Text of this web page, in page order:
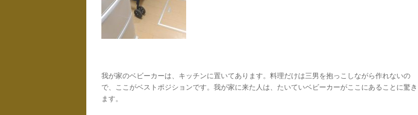
我が家のベビーカーは、キッチンに置いてあります。料理だけは三男を抱っこしながら作れないの
で、ここがベストポジションです。我が家に来た人は、たいていベビーカーがここにあることに驚き
ます。